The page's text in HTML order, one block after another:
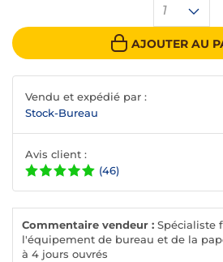
1
AJOUTER AU
Vendu et expédié par :
Stock-Bureau
Avis client :
(46)
Commentaire vendeur : Spécialiste
l'équipement de bureau et de la
à 4 jours ouvrés